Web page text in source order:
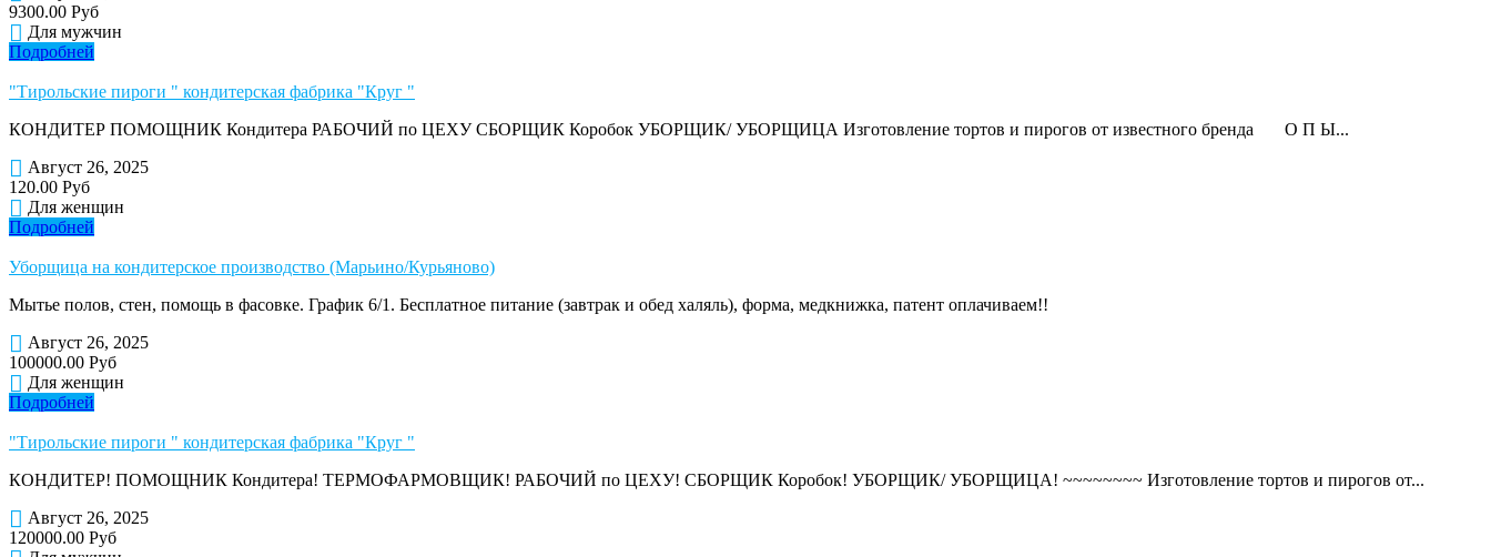
9300.00 Руб
Для мужчин
Подробней
"Тирольские пироги " кондитерская фабрика "Круг "
КОНДИТЕР ПОМОЩНИК Кондитера РАБОЧИЙ по ЦЕХУ СБОРЩИК Коробок УБОРЩИК/ УБОРЩИЦА Изготовление тортов и пирогов от известного бренда О П Ы...
Август 26, 2025
120.00 Руб
Для женщин
Подробней
Уборщица на кондитерское производство (Марьино/Курьяново)
Мытье полов, стен, помощь в фасовке. График 6/1. Бесплатное питание (завтрак и обед халяль), форма, медкнижка, патент оплачиваем!!
Август 26, 2025
100000.00 Руб
Для женщин
Подробней
"Тирольские пироги " кондитерская фабрика "Круг "
КОНДИТЕР! ПОМОЩНИК Кондитера! ТЕРМОФАРМОВЩИК! РАБОЧИЙ по ЦЕХУ! СБОРЩИК Коробок! УБОРЩИК/ УБОРЩИЦА! ~~~~~~~~ Изготовление тортов и пирогов от...
Август 26, 2025
120000.00 Руб